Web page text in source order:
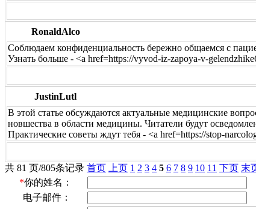
RonaldAlco
Соблюдаем конфиденциальность бережно общаемся с
Узнать больше - <a href=https://vyvod-iz-zapoya-v-
JustinLutl
В этой статье обсуждаются актуальные медицинские
новшества в области медицины. Читатели будут
Практические советы ждут тебя - <a href=https://stop-
共 81 页/805条记录 首页 上页 1 2 3 4 5 6 7 8 9 10 11 下页 末
*你的姓名：
电子邮件：